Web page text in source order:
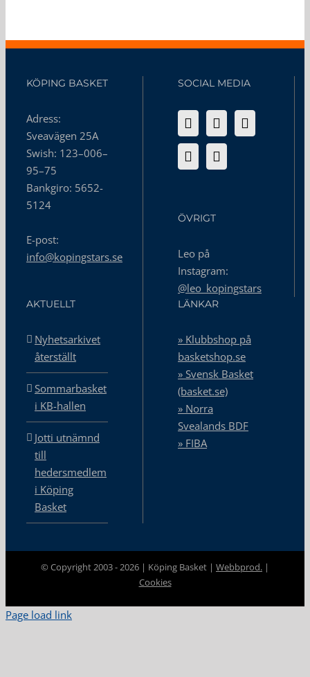
KÖPING BASKET
Adress:
Sveavägen 25A
Swish: 123–006–
95–75
Bankgiro: 5652-
5124
E-post:
info@kopingstars.se
SOCIAL MEDIA
ÖVRIGT
Leo på
Instagram:
@leo_kopingstars
AKTUELLT
Nyhetsarkivet
återställt
Sommarbasket
i KB-hallen
Jotti utnämnd
till
hedersmedlem
i Köping
Basket
LÄNKAR
» Klubbshop på
basketshop.se
» Svensk Basket
(basket.se)
» Norra
Svealands BDF
» FIBA
© Copyright 2003 -2026 | Köping Basket | Webbprod. |
Cookies
Page load link